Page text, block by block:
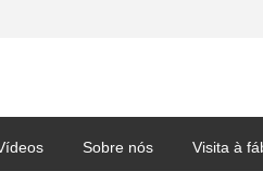
Sobre nós Visita à